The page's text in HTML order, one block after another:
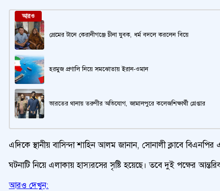
আরও
প্রেমের টানে কেরানীগঞ্জে চীনা যুবক, ধর্ম বদলে করলেন বিয়ে
হরমুজ প্রণালি নিয়ে সমঝোতায় ইরান-ওমান
ভারতের থানায় তরুণীর অভিযোগ, জামালপুরে কলেজশিক্ষার্থী গ্রেপ্তার
এদিকে স্থানীয় বাসিন্দা শাহিন আলম জানান, সোনালী ক্লাবে
ঘটনাটি নিয়ে এলাকায় হাস্যরসের সৃষ্টি হয়েছে। তবে দুই পক্ষের
আরও দেখুন: